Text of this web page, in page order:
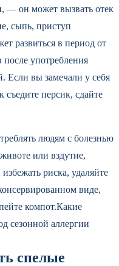
— он может вызвать отек
сыпь, приступ
развиться в период от
после употребления
Если вы замечали у себя
персик, сдайте
людям с болезнью
или вздутие,
риска, удаляйте
виде,
компот.Какие
сезонной аллергии
спелые